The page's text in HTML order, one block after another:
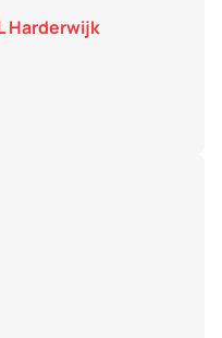
Harderwijk